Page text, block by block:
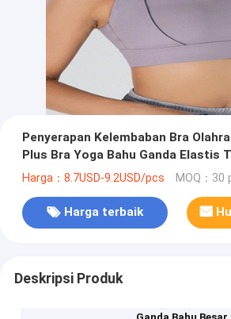
Penyerapan Kelembaban Bra
Plus Bra Yoga Bahu Ganda Elastis
Harga：8.7USD-9.2USD/pcs MOQ：30
Harga terbaik
Deskripsi Produk